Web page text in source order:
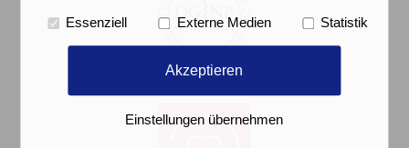
Essenziell Externe Medien Statistik
Akzeptieren
Einstellungen übernehmen